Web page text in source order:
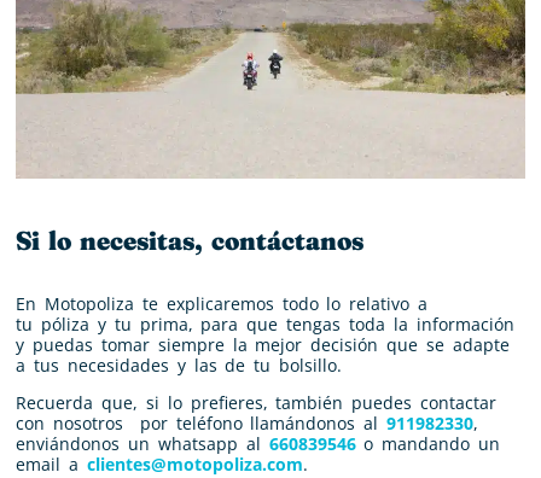
Si lo necesitas, contáctanos
En Motopoliza te explicaremos todo lo relativo a
tu póliza y tu prima, para que tengas toda la información
y puedas tomar siempre la mejor decisión que se adapte
a tus necesidades y las de tu bolsillo.
Recuerda que, si lo prefieres, también puedes contactar
con nosotros por teléfono llamándonos al911982330,
enviándonos un whatsapp al 660839546o mandando un
email a clientes@motopoliza.com.